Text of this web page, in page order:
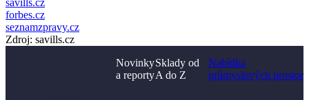
forbes.cz
seznamzpravy.cz
Zdroj: savills.cz
Novinky
a reporty
Sklady od
A do Z
Nabídka
průmyslových prostor